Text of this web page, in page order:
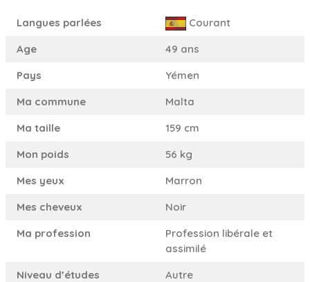
Langues parlées
Courant
Age
49 ans
Pays
Yémen
Ma commune
Malta
Ma taille
159 cm
Mon poids
56 kg
Mes yeux
Marron
Mes cheveux
Noir
Ma profession
Profession libérale et
assimilé
Niveau d’études
Autre